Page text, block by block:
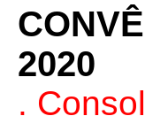
2020
.